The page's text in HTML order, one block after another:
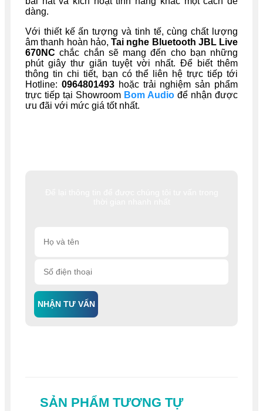
NHẬN TƯ VẤN
dàng.
Với thiết kế ấn tượng và tinh tế, cùng chất lượng
âm thanh hoàn hảo, Tai nghe Bluetooth JBL Live
670NC chắc chắn sẽ mang đến cho bạn những
phút giây thư giãn tuyệt vời nhất. Để biết thêm
thông tin chi tiết, bạn có thể liên hệ trực tiếp tới
Hotline: 0964801493 hoặc trải nghiệm sản phẩm
trực tiếp tại Showroom Bom Audio để nhận được
ưu đãi với mức giá tốt nhất.
SẢN PHẨM TƯƠNG TỰ